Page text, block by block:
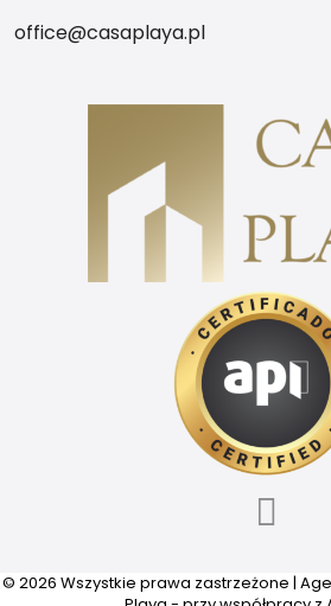
office@casaplaya.pl
© 2026 Wszystkie prawa zastrzeżone |